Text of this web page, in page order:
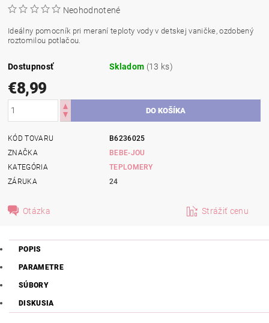
Neohodnotené
Ideálny pomocník pri meraní teploty vody v detskej vaničke, ozdobený
roztomilou potlačou.
Dostupnosť Skladom (13 ks)
€8,99
KÓD TOVARU
B6236025
ZNAČKA
BEBE-JOU
KATEGÓRIA
TEPLOMERY
ZÁRUKA
24
Otázka Strážiť cenu
POPIS
PARAMETRE
SÚBORY
DISKUSIA